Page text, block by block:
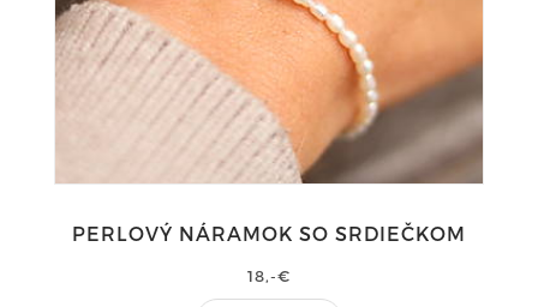
PERLOVÝ NÁRAMOK SO SRDIEČKOM
18,-€